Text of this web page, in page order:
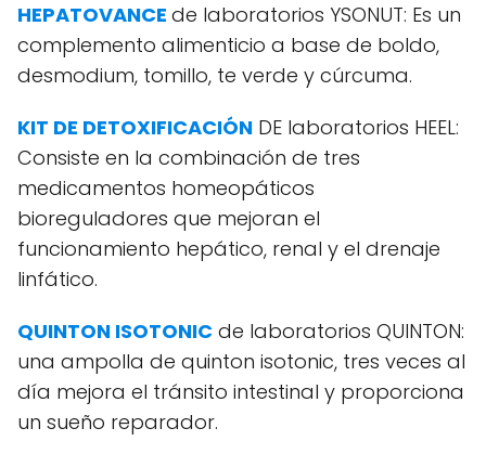
HEPATOVANCE de laboratorios YSONUT: Es un
complemento alimenticio a base de boldo,
desmodium, tomillo, te verde y cúrcuma.
KIT DE DETOXIFICACIÓN DE laboratorios HEEL:
Consiste en la combinación de tres
medicamentos homeopáticos
bioreguladores que mejoran el
funcionamiento hepático, renal y el drenaje
linfático.
QUINTON ISOTONIC de laboratorios QUINTON:
una ampolla de quinton isotonic, tres veces al
día mejora el tránsito intestinal y proporciona
un sueño reparador.